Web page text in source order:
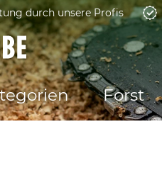
durch unsere Profis
Forst